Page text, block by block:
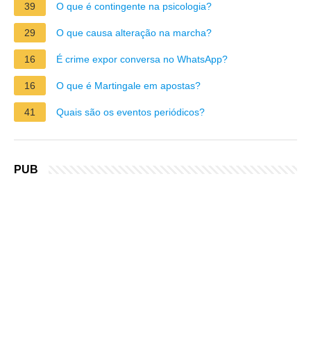
39 O que é contingente na psicologia?
29 O que causa alteração na marcha?
16 É crime expor conversa no WhatsApp?
16 O que é Martingale em apostas?
41 Quais são os eventos periódicos?
PUB